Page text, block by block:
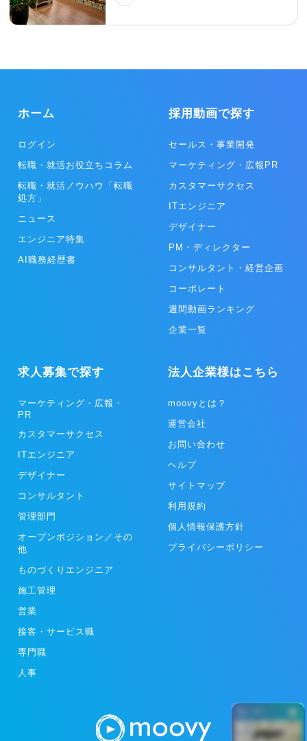
ホーム
ログイン
転職・就活お役立ちコラム
転職・就活ノウハウ「転職
処方」
ニュース
エンジニア特集
AI職務経歴書
採用動画で探す
セールス・事業開発
マーケティング・広報PR
カスタマーサクセス
ITエンジニア
デザイナー
PM・ディレクター
コンサルタント・経営企画
コーポレート
週間動画ランキング
企業一覧
求人募集で探す
マーケティング・広報・
PR
カスタマーサクセス
ITエンジニア
デザイナー
コンサルタント
管理部門
オープンポジション／その
他
ものづくりエンジニア
施工管理
営業
接客・サービス職
専門職
人事
法人企業様はこちら
moovyとは？
運営会社
お問い合わせ
ヘルプ
サイトマップ
利用規約
個人情報保護方針
プライバシーポリシー